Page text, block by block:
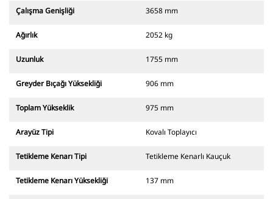
Çalışma Genişliği 3658 mm
Ağırlık 2052 kg
Uzunluk 1755 mm
Greyder Bıçağı Yüksekliği 906 mm
Toplam Yükseklik 975 mm
Arayüz Tipi Kovalı Toplayıcı
Tetikleme Kenarı Tipi Tetikleme Kenarlı Kauçuk
Tetikleme Kenarı Yüksekliği 137 mm